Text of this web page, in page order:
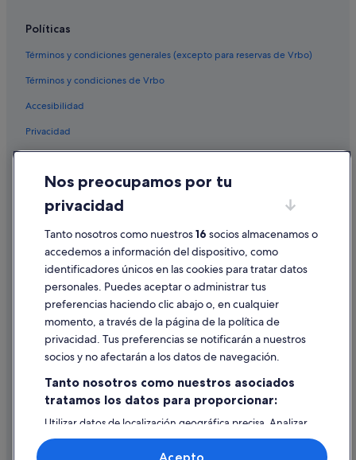
Campings de caravanas en Vevey
Pensiones en Vevey
Hoteles de golf en Montreux
Apartoteles en Vevey
Campings de caravanas en Montreux
Roche hoteles
Hoteles de esquí en Vevey
Accor Hotels en Vevey
Caux hoteles
Hoteles de 5 estrellas en Vevey
Hoteles baratos en Vevey
Hoteles de lujo en Montreux
Hoteles de 5 estrellas en Montreux
Clarens hoteles
Políticas
Términos y condiciones generales (excepto para reservas de Vrbo)
Términos y condiciones de Vrbo
Accesibilidad
Privacidad
Condiciones de uso
Información legal/contacto
Pautas sobre el contenido y cómo denunciar contenido
Ayuda
Cancelar un vuelo
Cancelar una reserva de hotel o de un alquiler vacacional
Utilizar un cupón de Expedia
Documentos para viajes internacionales
Nos preocupamos por tu
privacidad
Tanto nosotros como nuestros16 socios almacenamos o
accedemos a información del dispositivo, como
identificadores únicos en las cookies para tratar datos
personales. Puedes aceptar o administrar tus
preferencias haciendo clic abajo o, en cualquier
momento, a través de la página de la política de
privacidad. Tus preferencias se notificarán a nuestros
socios y no afectarán a los datos de navegación.
Tanto nosotros como nuestros asociados
tratamos los datos para proporcionar:
Utilizar datos de localización geográfica precisa. Analizar
activamente las características del dispositivo para su
identificación. Almacenar la información en un dispositivo